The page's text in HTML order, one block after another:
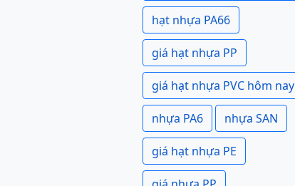
hạt nhựa PA66
giá hạt nhựa PP
giá hạt nhựa PVC hôm nay
nhựa PA6 nhựa SAN
giá hạt nhựa PE